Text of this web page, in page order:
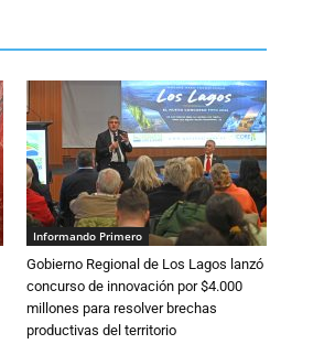
Informando Primero
Gobierno Regional de Los Lagos lanzó
concurso de innovación por $4.000
millones para resolver brechas
productivas del territorio